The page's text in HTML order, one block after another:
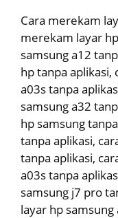
Cara merekam
merekam layar
samsung a12
hp tanpa
a03s tanpa
samsung a32
hp samsung
tanpa aplikasi,
tanpa aplikasi,
a03s tanpa
samsung j7 pro
layar hp